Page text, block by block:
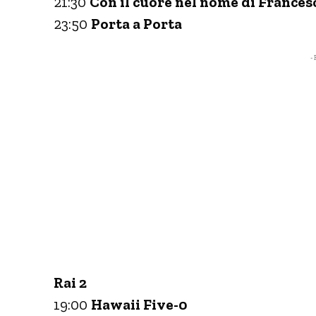
23:50 Porta a Porta
-
Rai 2
19:00 Hawaii Five-0